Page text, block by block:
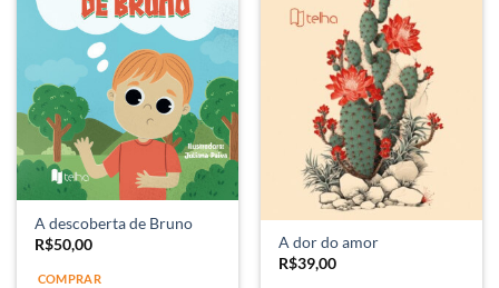
A descoberta de Bruno
R$50,00
COMPRAR
A dor do amor
R$39,00